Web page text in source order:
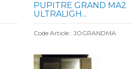
PUPITRE GRAND MA2
ULTRALIGH...
Code Article : JOGRANDMA